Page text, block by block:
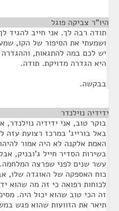
היו"ר צביקה פוגל
תודה רבה לך. אני חייב להגיד
ושמעתי את הסיפור של הקו,
יש לכם במה להתגאות,
היא הגדרה מדויקת. תודה.
בבקשה.
ידידיה נוילנדר
בוקר טוב, אני ידידיה
באל בורייג' במרכז רצועת עזה
האמת אלקנה לא היה אמור
בשירות הסדיר חייל ג'ובניק,
עשר שנים לפני שפרצה המלחמה.
כוח האספקה של האוגדה שלו,
לכוחות רפואה כי זה מה שהוא
זה הכי טוב שהוא יכול היה.
תיאר את הזוועות שהוא פגש